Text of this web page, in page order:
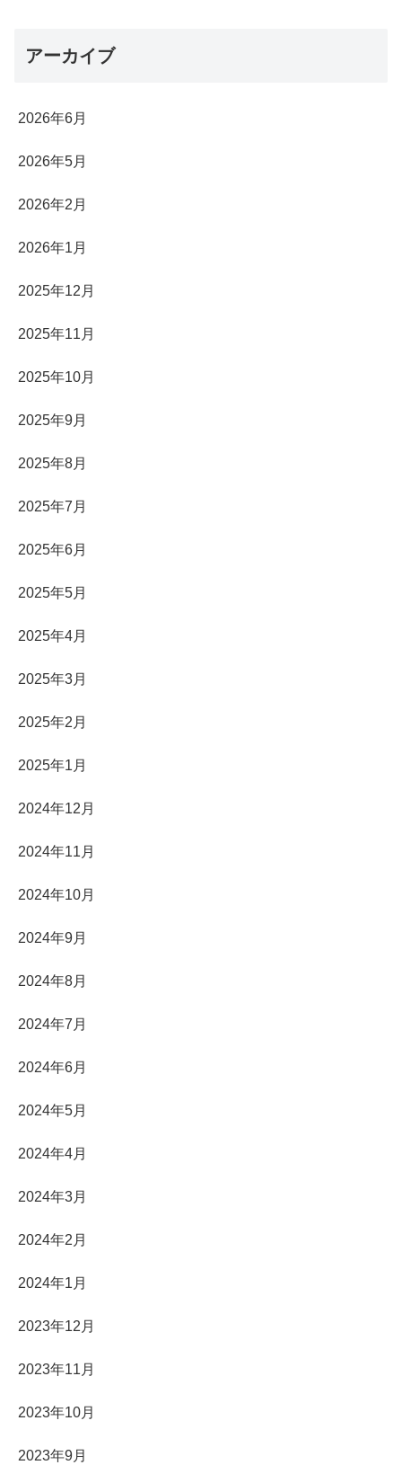
アーカイブ
2026年6月
2026年5月
2026年2月
2026年1月
2025年12月
2025年11月
2025年10月
2025年9月
2025年8月
2025年7月
2025年6月
2025年5月
2025年4月
2025年3月
2025年2月
2025年1月
2024年12月
2024年11月
2024年10月
2024年9月
2024年8月
2024年7月
2024年6月
2024年5月
2024年4月
2024年3月
2024年2月
2024年1月
2023年12月
2023年11月
2023年10月
2023年9月